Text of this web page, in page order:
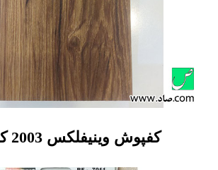
کفپوش وینیفلکس 2003 کلاسیک